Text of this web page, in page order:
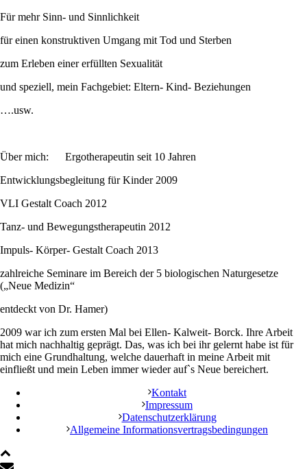
Für mehr Sinn- und Sinnlichkeit
für einen konstruktiven Umgang mit Tod und Sterben
zum Erleben einer erfüllten Sexualität
und speziell, mein Fachgebiet: Eltern- Kind- Beziehungen
….usw.
Über mich: Ergotherapeutin seit 10 Jahren
Entwicklungsbegleitung für Kinder 2009
VLI Gestalt Coach 2012
Tanz- und Bewegungstherapeutin 2012
Impuls- Körper- Gestalt Coach 2013
zahlreiche Seminare im Bereich der 5 biologischen Naturgesetze
(„Neue Medizin“
entdeckt von Dr. Hamer)
2009 war ich zum ersten Mal bei Ellen- Kalweit- Borck. Ihre Arbeit
hat mich nachhaltig geprägt. Das, was ich bei ihr gelernt habe ist für
mich eine Grundhaltung, welche dauerhaft in meine Arbeit mit
einfließt und mein Leben immer wieder auf`s Neue bereichert.
Kontakt
Impressum
Datenschutzerklärung
Allgemeine Informationsvertragsbedingungen